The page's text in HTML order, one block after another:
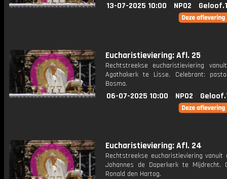
13-07-2025 10:00 NPO2
Eucharistieviering: Afl. 25
Rechtstreekse eucharistieviering
Agathakerk te Lisse. Celebrant:
Bosma.
06-07-2025 10:00 NPO2
Eucharistieviering: Afl. 24
Rechtstreekse eucharistieviering vanuit
Johannes de Doperkerk te Mijdrecht.
Ronald den Hartog.